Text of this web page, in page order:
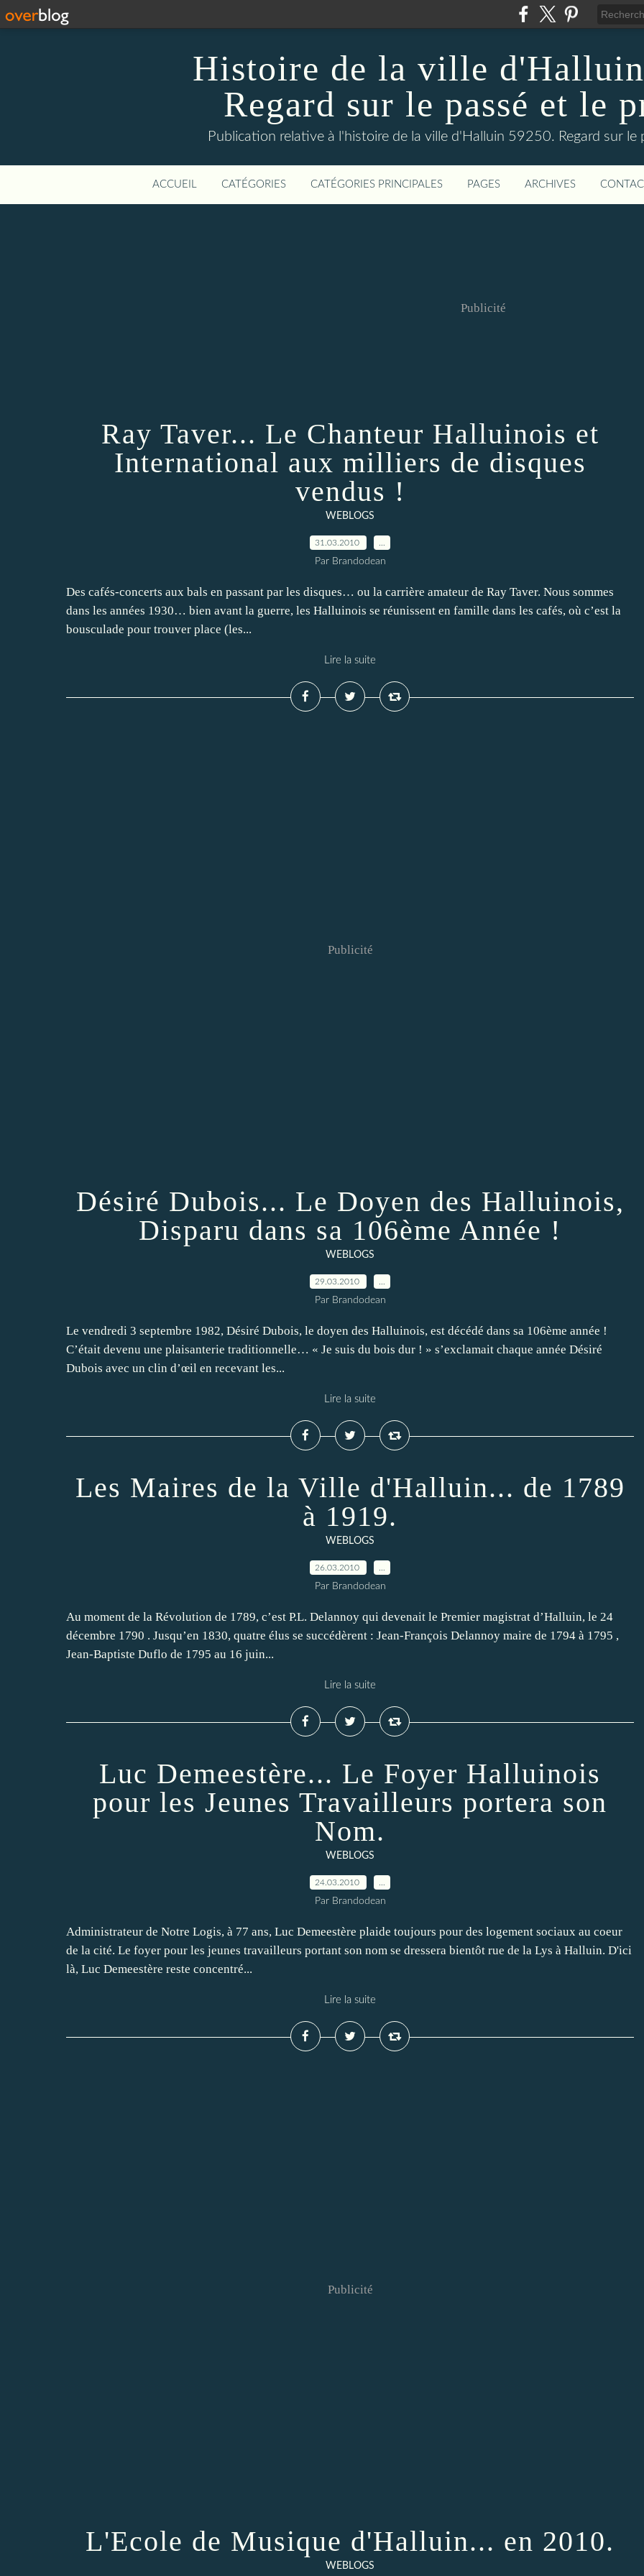
Histoire de la ville
Regard sur le passé et le
Publication relative à l'histoire de la ville d'Halluin 59250. Regard sur le
ACCUEIL CATÉGORIES CATÉGORIES PRINCIPALES PAGES ARCHIVES
Publicité
Ray Taver... Le Chanteur Halluinois et
International aux milliers de disques
vendus !
WEBLOGS
31.03.2010
Par Brandodean
Des cafés-concerts aux bals en passant par les disques… ou la carrière amateur de Ray Taver. Nous sommes
dans les années 1930… bien avant la guerre, les Halluinois se réunissent en famille dans les cafés, où c’est la
bousculade pour trouver place (les...
Lire la suite
Publicité
Désiré Dubois... Le Doyen des Halluinois,
Disparu dans sa 106ème Année !
WEBLOGS
29.03.2010
Par Brandodean
Le vendredi 3 septembre 1982, Désiré Dubois, le doyen des Halluinois, est décédé dans sa 106ème année !
C’était devenu une plaisanterie traditionnelle… « Je suis du bois dur ! » s’exclamait chaque année Désiré
Dubois avec un clin d’œil en recevant les...
Lire la suite
Les Maires de la Ville d'Halluin... de 1789
à 1919.
WEBLOGS
26.03.2010
Par Brandodean
Au moment de la Révolution de 1789, c’est P.L. Delannoy qui devenait le Premier magistrat d’Halluin, le 24
décembre 1790 . Jusqu’en 1830, quatre élus se succédèrent : Jean-François Delannoy maire de 1794 à 1795 ,
Jean-Baptiste Duflo de 1795 au 16 juin...
Lire la suite
Luc Demeestère... Le Foyer Halluinois
pour les Jeunes Travailleurs portera son
Nom.
WEBLOGS
24.03.2010
Par Brandodean
Administrateur de Notre Logis, à 77 ans, Luc Demeestère plaide toujours pour des logement sociaux au coeur
de la cité. Le foyer pour les jeunes travailleurs portant son nom se dressera bientôt rue de la Lys à Halluin. D'ici
là, Luc Demeestère reste concentré...
Lire la suite
Publicité
L'Ecole de Musique d'Halluin... en 2010.
WEBLOGS